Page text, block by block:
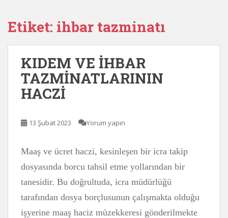
Etiket: ihbar tazminatı
KIDEM VE İHBAR
TAZMİNATLARININ
HACZİ
13 Şubat 2023 Yorum yapın
Maaş ve ücret haczi, kesinleşen bir icra takip
dosyasında borcu tahsil etme yollarından bir
tanesidir. Bu doğrultuda, icra müdürlüğü
tarafından dosya borçlusunun çalışmakta olduğu
işyerine maaş haciz müzekkeresi gönderilmekte